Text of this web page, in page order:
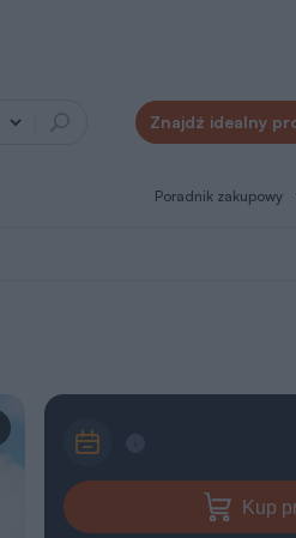
Znajdź idealny
Poradnik zakupowy
Kup